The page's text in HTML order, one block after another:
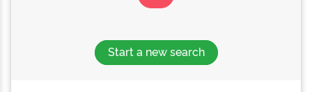
Start a new search